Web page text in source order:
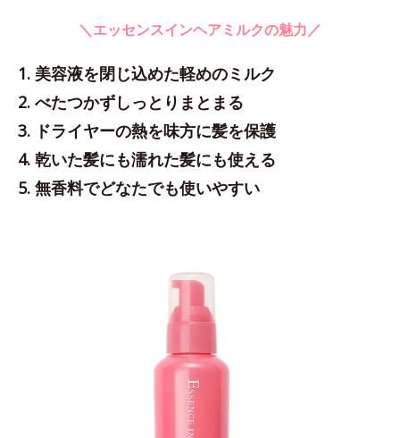
＼エッセンスインヘアミルクの魅力／
1. 美容液を閉じ込めた軽めのミルク
2. べたつかずしっとりまとまる
3. ドライヤーの熱を味方に髪を保護
4. 乾いた髪にも濡れた髪にも使える
5. 無香料でどなたでも使いやすい